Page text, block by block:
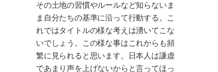
その土地の習慣やルールなど知らないま
ま自分たちの基準に沿って行動する。こ
れではタイトルの様な考えは湧いてこな
いでしょう。この様な事はこれからも頻
繁に見られると思います。日本人は謙虚
であまり声を上げないからと言ってほっ